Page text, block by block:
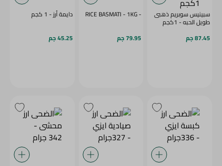
سبينيس سوبريم ذهبى
طويل الحبه - 1كجم
87.45 جم
- RICE BASMATI - 1KG
79.95 جم
دايمة أرز - 1 كجم
45.25 جم